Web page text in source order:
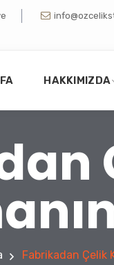
HAKKIMIZDA
Fabrikadan Çelik